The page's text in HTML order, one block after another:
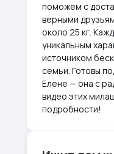
поможем с
верными
около 25 кг.
уникальным
источником
семьи. Готовы
Елене — она с
видео этих
подробности!